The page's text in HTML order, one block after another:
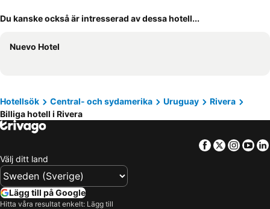
Du kanske också är intresserad av dessa hotell...
Nuevo Hotel
Hotellsök Central- och sydamerika Uruguay
Rivera
Billiga hotell i Rivera
Facebook
Twitter
Välj ditt land
Lägg till på Google
Hitta våra resultat enkelt: Lägg till